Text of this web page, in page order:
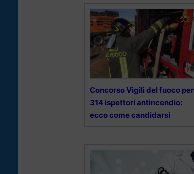
Concorso Vigili del fuoco per
314 ispettori antincendio:
ecco come candidarsi